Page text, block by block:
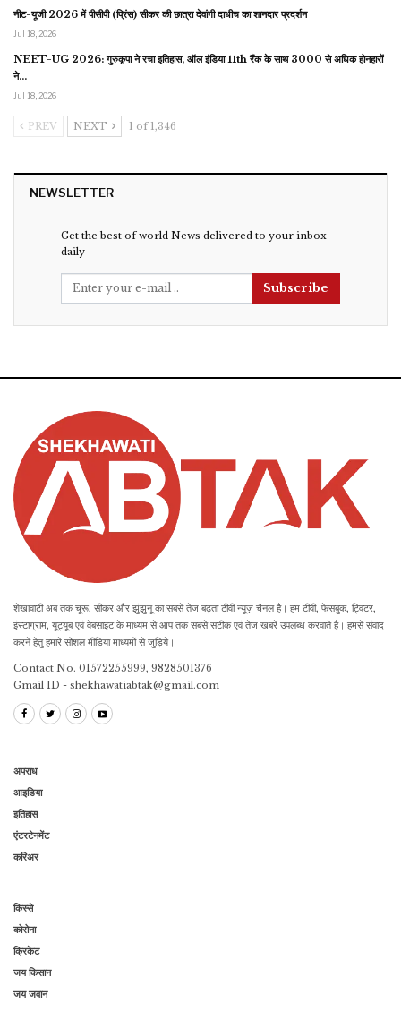
नीट-यूजी 2026 में पीसीपी (प्रिंस) सीकर की छात्रा देवांगी दाधीच का शानदार प्रदर्शन
Jul 18, 2026
NEET-UG 2026: गुरुकृपा ने रचा इतिहास, ऑल इंडिया 11th रैंक के साथ 3000 से अधिक होनहारों
ने…
Jul 18, 2026
PREV NEXT 1 of 1,346
NEWSLETTER
Get the best of world News delivered to your inbox
daily
Subscribe
शेखावाटी अब तक चूरू, सीकर और झुंझुनू का सबसे तेज बढ़ता टीवी न्यूज़ चैनल है। हम टीवी, फेसबुक, ट्विटर,
इंस्टाग्राम, यूट्यूब एवं वेबसाइट के माध्यम से आप तक सबसे सटीक एवं तेज खबरें उपलब्ध करवाते है। हमसे संवाद
करने हेतु हमारे सोशल मीडिया माध्यमों से जुड़िये।
Contact No. 01572255999, 9828501376
Gmail ID - shekhawatiabtak@gmail.com
अपराध
आइडिया
इतिहास
एंटरटेनमेंट
करिअर
किस्से
कोरोना
क्रिकेट
जय किसान
जय जवान